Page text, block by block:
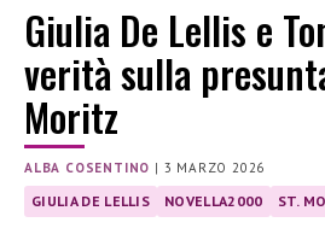
Giulia De Lellis e
verità sulla
Moritz
ALBA COSENTINO | 3 MARZO 2026
GIULIA DE LELLIS NOVELLA2000 ST.